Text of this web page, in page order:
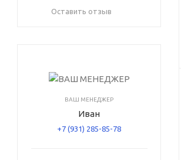
Оставить отзыв
ВАШ МЕНЕДЖЕР
Иван
+7 (931) 285-85-78